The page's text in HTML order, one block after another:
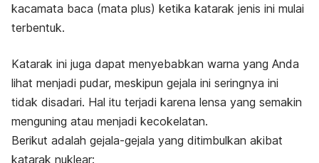
kacamata baca (mata plus) ketika katarak jenis ini mulai
terbentuk.
Katarak ini juga dapat menyebabkan warna yang Anda
lihat menjadi pudar, meskipun gejala ini seringnya ini
tidak disadari. Hal itu terjadi karena lensa yang semakin
menguning atau menjadi kecokelatan.
Berikut adalah gejala-gejala yang ditimbulkan akibat
katarak nuklear: